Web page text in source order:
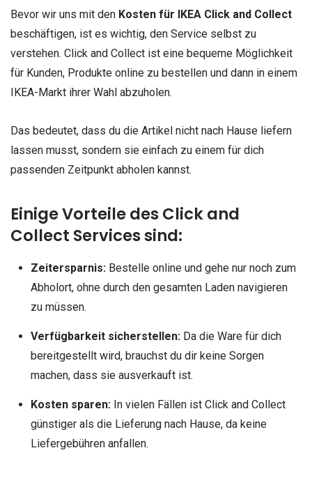
Bevor wir uns mit den Kosten für IKEA Click and Collect
beschäftigen, ist es wichtig, den Service selbst zu
verstehen. Click and Collect ist eine bequeme Möglichkeit
für Kunden, Produkte online zu bestellen und dann in einem
IKEA-Markt ihrer Wahl abzuholen.
Das bedeutet, dass du die Artikel nicht nach Hause liefern
lassen musst, sondern sie einfach zu einem für dich
passenden Zeitpunkt abholen kannst.
Einige Vorteile des Click and
Collect Services sind:
Zeitersparnis:Bestelle online und gehe nur noch zum
Abholort, ohne durch den gesamten Laden navigieren
zu müssen.
Verfügbarkeit sicherstellen:Da die Ware für dich
bereitgestellt wird, brauchst du dir keine Sorgen
machen, dass sie ausverkauft ist.
Kosten sparen:In vielen Fällen ist Click and Collect
günstiger als die Lieferung nach Hause, da keine
Liefergebühren anfallen.